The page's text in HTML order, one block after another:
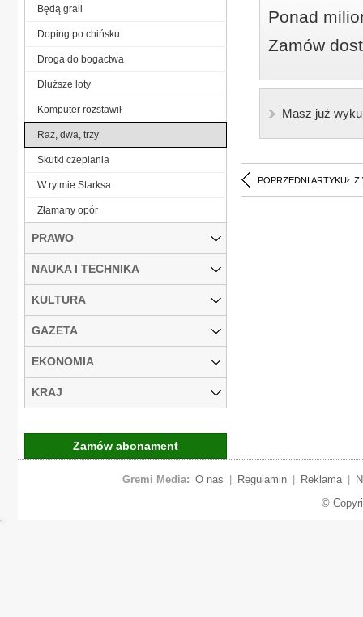
Ponad
Zamów
Masz już
POPRZEDNI ARTYKUŁ Z
Będą grali
Doping po chińsku
Droga do bogactwa
Dłuższe loty
Komputer rozstawił
Raz, dwa, trzy
Skutki czepiania
W rytmie Starksa
Złamany opór
PRAWO
NAUKA I TECHNIKA
KULTURA
GAZETA
EKONOMIA
KRAJ
Zamów abonament
Gremi Media: O nas Regulamin Reklama
©